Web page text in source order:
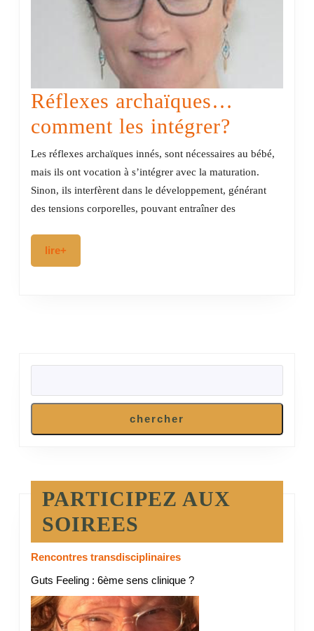
Réflexes archaïques…
comment les intégrer?
comment
les
Les réflexes archaïques innés, sont nécessaires au bébé,
mais ils ont vocation à s’intégrer avec la maturation.
Sinon, ils interfèrent dans le développement, générant
des tensions corporelles, pouvant entraîner des
lire+
chercher
PARTICIPEZ AUX
SOIREES
Rencontres transdisciplinaires
Guts Feeling : 6ème sens clinique ?